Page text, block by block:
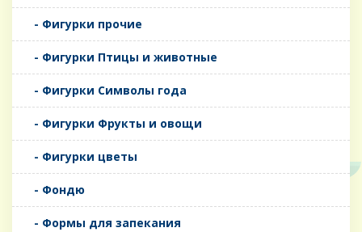
- Фигурки прочие
- Фигурки Птицы и животные
- Фигурки Символы года
- Фигурки Фрукты и овощи
- Фигурки цветы
- Фондю
- Формы для запекания